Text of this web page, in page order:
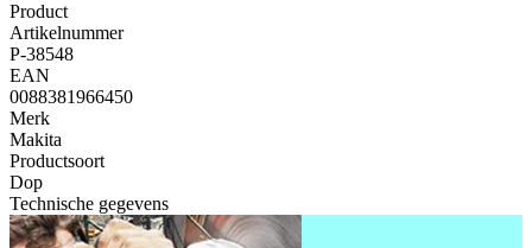
Product
Artikelnummer
P-38548
EAN
0088381966450
Merk
Makita
Productsoort
Dop
Technische gegevens